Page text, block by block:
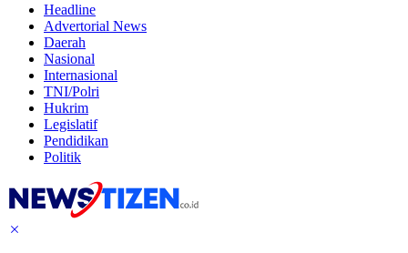
Headline
Advertorial News
Daerah
Nasional
Internasional
TNI/Polri
Hukrim
Legislatif
Pendidikan
Politik